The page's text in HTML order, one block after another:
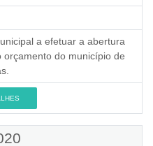
a efetuar a abertura
orçamento do município de